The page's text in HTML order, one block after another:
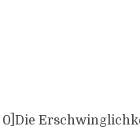
0]Die